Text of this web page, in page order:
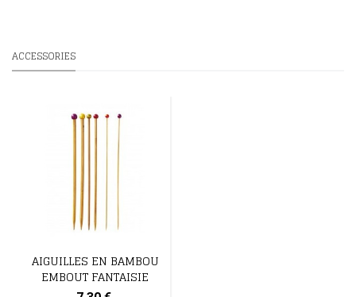
ACCESSORIES
AIGUILLES EN BAMBOU
EMBOUT FANTAISIE